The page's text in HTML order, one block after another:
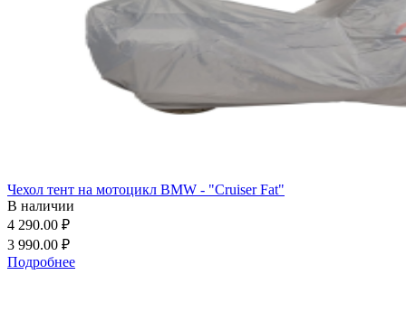
Чехол тент на мотоцикл BMW - "Cruiser Fat"
В наличии
4 290.00 ₽
3 990.00 ₽
Подробнее